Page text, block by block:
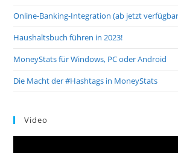
Online-Banking-Integration (ab jetzt
Haushaltsbuch führen in 2023!
MoneyStats für Windows, PC oder Android
Die Macht der #Hashtags in MoneyStats
Video